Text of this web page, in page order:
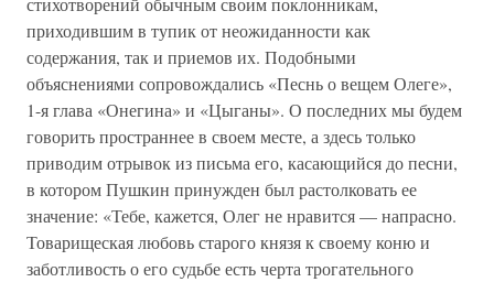
приходившим в тупик от неожиданности как
содержания, так и приемов их. Подобными
объяснениями сопровождались «Песнь о вещем Олеге»,
1-я глава «Онегина» и «Цыганы». О последних мы будем
говорить пространнее в своем месте, а здесь только
приводим отрывок из письма его, касающийся до песни,
в котором Пушкин принужден был растолковать ее
значение: «Тебе, кажется, Олег не нравится — напрасно.
Товарищеская любовь старого князя к своему коню и
заботливость о его судьбе есть черта трогательного